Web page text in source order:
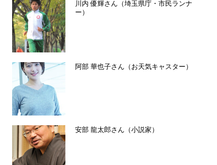
川内 優輝さん（埼玉県庁・市民ランナ
ー）
阿部 華也子さん（お天気キャスター）
安部 龍太郎さん（小説家）